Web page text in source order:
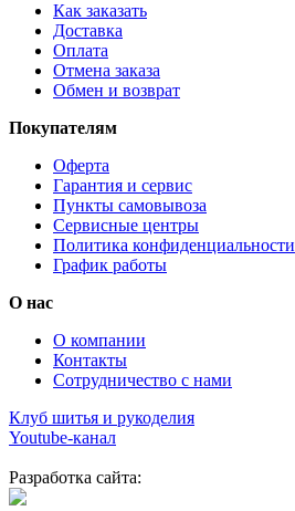
Как заказать
Доставка
Оплата
Отмена заказа
Обмен и возврат
Покупателям
Оферта
Гарантия и сервис
Пункты самовывоза
Сервисные центры
Политика конфиденциальности
График работы
О нас
О компании
Контакты
Сотрудничество с нами
Клуб шитья и рукоделия
Youtube-канал
Разработка сайта: